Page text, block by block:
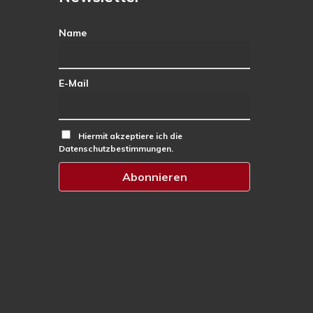
Name
E-Mail
Hiermit akzeptiere ich die
Datenschutzbestimmungen.